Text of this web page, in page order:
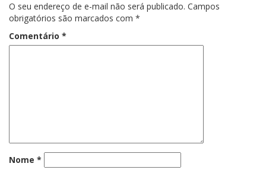
O seu endereço de e-mail não será publicado. Campos
obrigatórios são marcados com *
Comentário *
Nome *